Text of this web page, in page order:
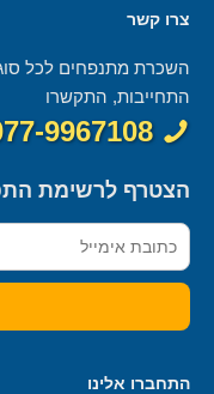
צרו קשר
השכרת מתנפחים לכל
התחייבות, התקשרו
077-9967108
הצטרף לרשימת
התחברו אלינו